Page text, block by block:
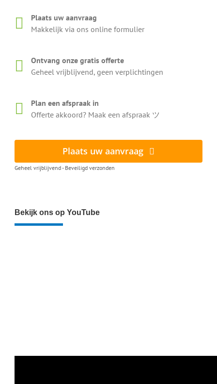
Plaats uw aanvraag
Makkelijk via ons online formulier
Ontvang onze gratis offerte
Geheel vrijblijvend, geen verplichtingen
Plan een afspraak in
Offerte akkoord? Maak een afspraak ツ
Plaats uw aanvraag
Geheel vrijblijvend - Beveiligd verzonden
Bekijk ons op YouTube